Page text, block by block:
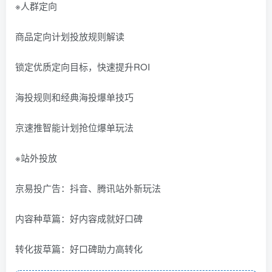
※人群定向
商品定向计划投放规则解读
锁定优质定向目标，快速提升ROI
海投规则和经典海投爆单技巧
京速推智能计划抢位爆单玩法
※站外投放
京易投广告：抖音、腾讯站外新玩法
内容种草篇：好内容成就好口碑
转化拔草篇：好口碑助力高转化